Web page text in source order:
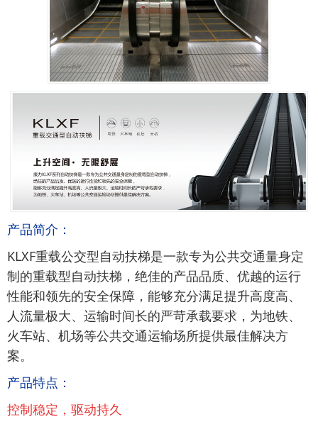
产品简介：
KLXF重载公交型自动扶梯是一款专为公共交通量身定
制的重载型自动扶梯，绝佳的产品品质、优越的运行
性能和领先的安全保障，能够充分满足提升高度高、
人流量极大、运输时间长的严苛承载要求，为地铁、
火车站、机场等公共交通运输场所提供最佳解决方
案。
产品特点：
控制稳定，驱动持久